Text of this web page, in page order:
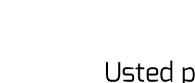
Usted